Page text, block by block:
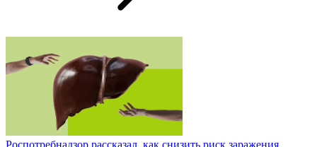
Роспотребнадзор рассказал, как снизить риск заражения